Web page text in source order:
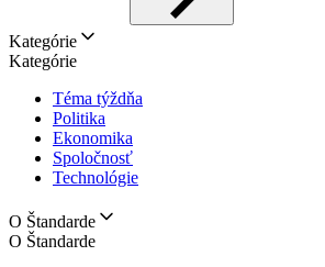
Kategórie
Kategórie
Téma týždňa
Politika
Ekonomika
Spoločnosť
Technológie
O Štandarde
O Štandarde